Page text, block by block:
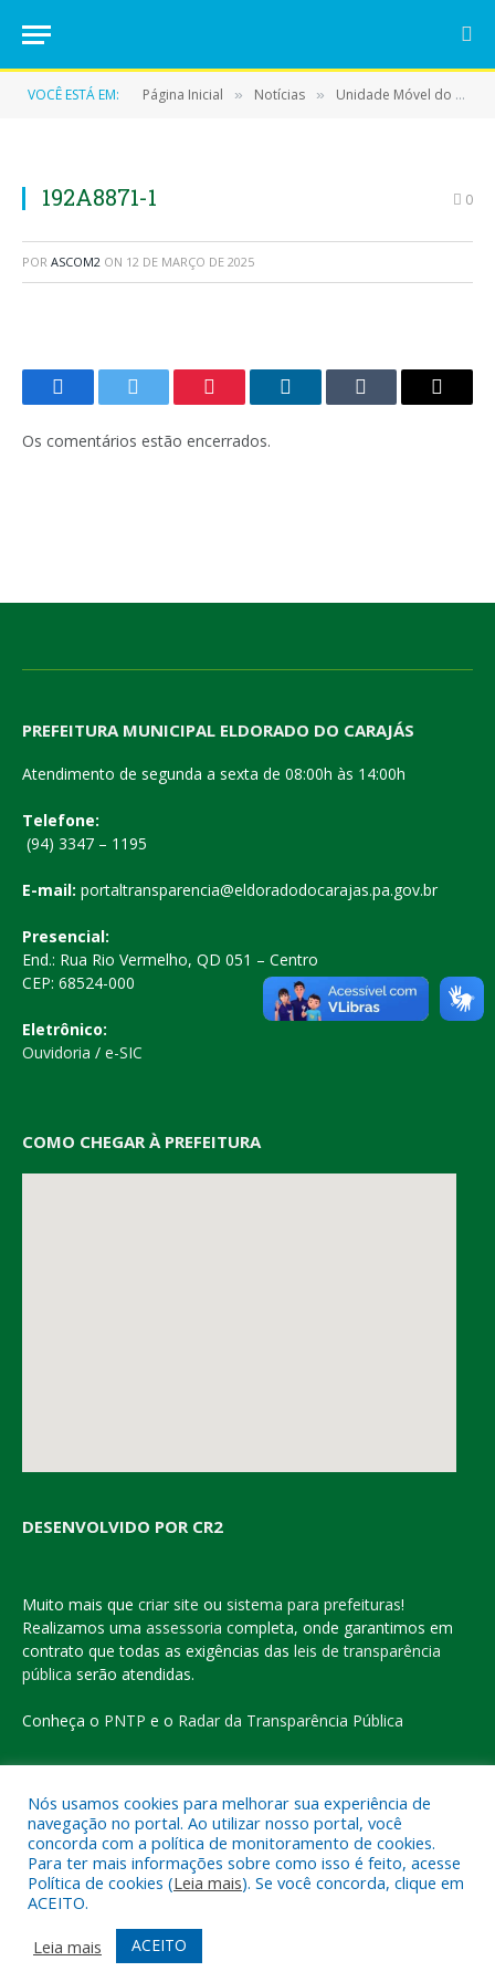
VOCÊ ESTÁ EM: Página Inicial » Notícias » Unidade Móvel do CISAT leva atendimento oftalmológico à população de Eldorado do Carajás!
192A8871-1 0
POR ASCOM2 ON 12 DE MARÇO DE 2025
FacebookTwitter Pinterest LinkedInTumblr
E-
Os comentários estão encerrados.
PREFEITURA MUNICIPAL ELDORADO DO CARAJÁS
Atendimento de segunda a sexta de 08:00h às 14:00h
Telefone:
(94) 3347 – 1195
E-mail: portaltransparencia@eldoradodocarajas.pa.gov.br
Presencial:
End.: Rua Rio Vermelho, QD 051 – Centro
CEP: 68524-000
Eletrônico:
Ouvidoria / e-SIC
COMO CHEGAR À PREFEITURA
DESENVOLVIDO POR CR2
Muito mais que criar site ou sistema para prefeituras!
Realizamos uma assessoria completa, onde garantimos em
contrato que todas as exigências das leis de transparência
pública serão atendidas.
Conheça o PNTP e o Radar da Transparência Pública
Todos os direitos reservados a Prefeitura Municipal de Eldorado
do Carajás
Mapa do Site
Acessar o Webmail
Nós usamos cookies para melhorar sua experiência de
navegação no portal. Ao utilizar nosso portal, você
concorda com a política de monitoramento de cookies.
Para ter mais informações sobre como isso é feito, acesse
Política de cookies (Leia mais). Se você concorda, clique em
ACEITO.
Leia mais
ACEITO